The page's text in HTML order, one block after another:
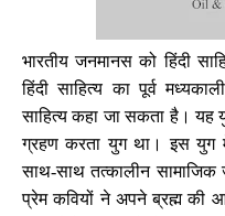
भारतीय जनमानस को हिंदी
हिंदी साहित्य का पूर्व
साहित्य कहा जा सकता है।
ग्रहण करता युग था। इस युग
साथ-साथ तत्कालीन सामाजिक
प्रेम कवियों ने अपने ब्रह्म की